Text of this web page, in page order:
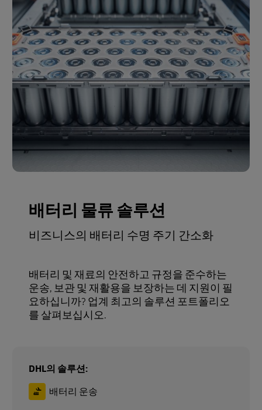
배터리 물류 솔루션
비즈니스의 배터리 수명 주기 간소화
배터리 및 재료의 안전하고 규정을 준수하는
운송, 보관 및 재활용을 보장하는 데 지원이 필
요하십니까? 업계 최고의 솔루션 포트폴리오
를 살펴보십시오.
DHL의 솔루션:
배터리 운송